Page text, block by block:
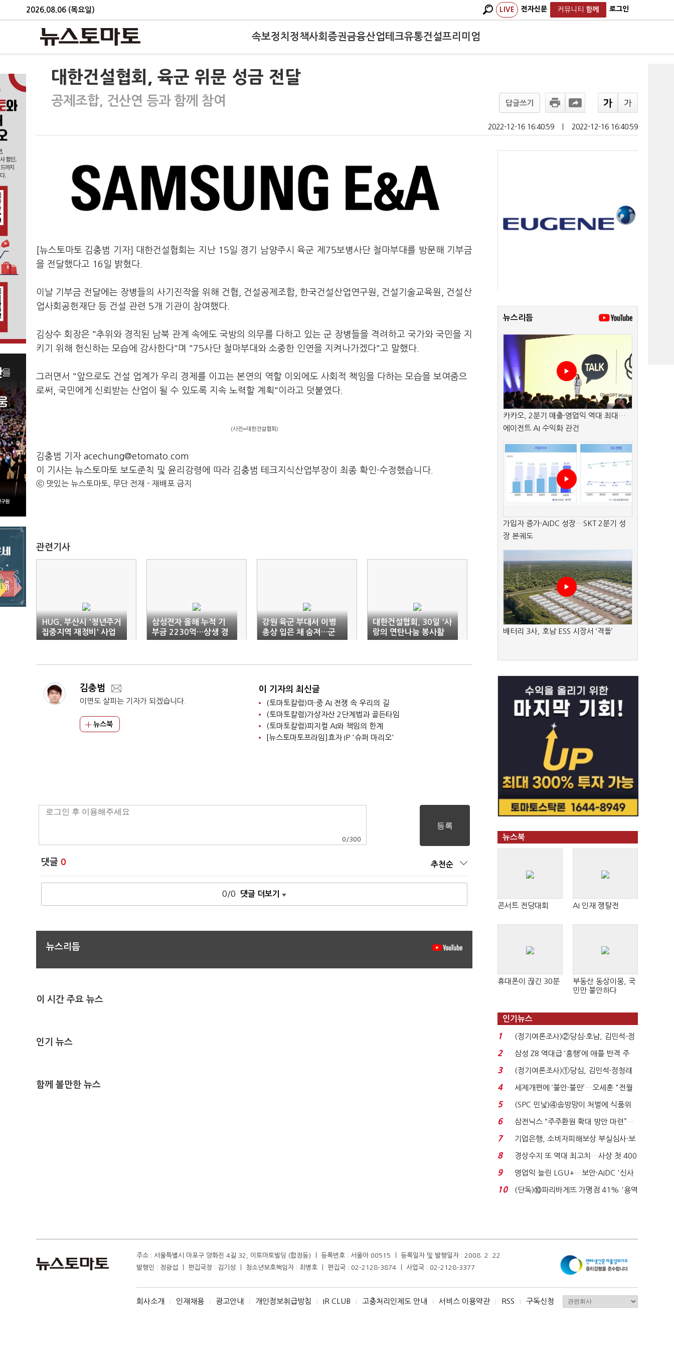
2026.08.06 (목요일) LIVE 전자신문 커뮤니티 함께 로그인
속보정치 정책사회 증권금융산업테크유통건설프리미엄
대한건설협회, 육군 위문 성금 전달
공제조합, 건산연 등과 함께 참여 답글쓰기
2022-12-16 16:40:59 2022-12-16 16:40:59
[뉴스토마토 김충범 기자] 대한건설협회는 지난 15일 경기 남양주시 육군 제75보병사단 철마부대를 방문해 기부금
을 전달했다고 16일 밝혔다.
이날 기부금 전달에는 장병들의 사기진작을 위해 건협, 건설공제조합, 한국건설산업연구원, 건설기술교육원, 건설산
업사회공헌재단 등 건설 관련 5개 기관이 참여했다.
김상수 회장은 "추위와 경직된 남북 관계 속에도 국방의 의무를 다하고 있는 군 장병들을 격려하고 국가와 국민을 지
키기 위해 헌신하는 모습에 감사한다"며 "75사단 철마부대와 소중한 인연을 지켜나가겠다"고 말했다.
그러면서 "앞으로도 건설 업계가 우리 경제를 이끄는 본연의 역할 이외에도 사회적 책임을 다하는 모습을 보여줌으
로써, 국민에게 신뢰받는 산업이 될 수 있도록 지속 노력할 계획"이라고 덧붙였다.
(사진=대한건설협회)
김충범 기자 acechung@etomato.com
이 기사는 뉴스토마토 보도준칙 및 윤리강령에 따라 김충범 테크지식산업부장이 최종 확인·수정했습니다.
ⓒ 맛있는 뉴스토마토, 무단 전재 - 재배포 금지
관련기사
HUG, 부산시 '청년주거
집중지역 재정비' 사업
기부금 2억 전달
삼성전자 올해 누적 기
부금 2230억…상생 경
영 힘낸다
강원 육군 부대서 이병
총상 입은 채 숨져…군
당국·경찰 조사
대한건설협회, 30일 '사
랑의 연탄나눔 봉사활
동' 실시
김충범
이면도 살피는 기자가 되겠습니다.
뉴스북
이 기자의 최신글
(토마토칼럼)미·중 AI 전쟁 속 우리의 길
(토마토칼럼)가상자산 2단계법과 골든타임
(토마토칼럼)피지컬 AI와 책임의 한계
[뉴스토마토프라임]효자 IP '슈퍼 마리오'
0 /300
댓글 0 추천순
0/0 댓글 더보기
뉴스리듬
이 시간 주요 뉴스
인기 뉴스
함께 볼만한 뉴스
뉴스리듬
카카오, 2분기 매출·영업익 역대 최대…
에이전트 AI 수익화 관건
가입자 증가·AIDC 성장…SKT 2분기 성
장 본궤도
배터리 3사, 호남 ESS 시장서 ‘격돌’
뉴스북
콘서트 전당대회 AI 인재 쟁탈전
휴대폰이 끊긴 30분
부동산 동상이몽, 국
민만 불안하다
인기뉴스
1
(정기여론조사)②당심·호남, 김민석-정
청래 '초접전'...
2
삼성 Z8 역대급 ‘흥행’에 애플 반격 주
목…9월 ‘폴...
3
(정기여론조사)①당심, 김민석·정청래
'초접전'…대통령 ...
4
세제개편에 ‘불안·불만’…오세훈 "전월
세 구하기 더 ...
5
(SPC 민낯)④솜방망이 처벌에 식품위
생법 위반 반복...
6
삼전닉스 “주주환원 확대 방안 마련”…
로이터에 성명...
7
기업은행, 소비자피해보상 부실심사·보
이스피싱 공시 ...
8
경상수지 또 역대 최고치…사상 첫 400
억달러에 '3% 성...
9
영업익 늘린 LGU+…보안·AIDC '신사
업 드라이브'...
10
(단독)⑩파리바게뜨 가맹점 41% '용역
주소 : 서울특별시 마포구 양화진 4길 32, 이토마토빌딩 (합정동) ㅣ 등록번호 : 서울아 00515 ㅣ 등록일자 및 발행일자 : 2008. 2. 22
발행인 : 정광섭 ㅣ 편집국장 : 김기성 ㅣ 청소년보호책임자 : 최병호 ㅣ 편집국 : 02-2128-3874 ㅣ 사업국 : 02-2128-3377
회사소개 I 인재채용 I 광고안내 I 개인정보취급방침 I IR CLUB I 고충처리인제도 안내 I 서비스 이용약관 I RSS I 구독신청